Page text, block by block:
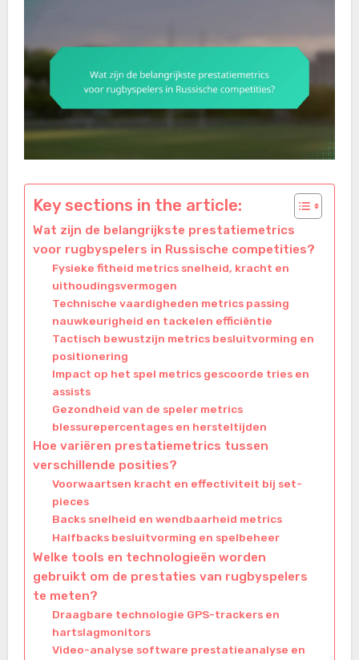
Key sections in the article:
Wat zijn de belangrijkste prestatiemetrics
voor rugbyspelers in Russische competities?
Fysieke fitheid metrics snelheid, kracht en
uithoudingsvermogen
Technische vaardigheden metrics passing
nauwkeurigheid en tackelen efficiëntie
Tactisch bewustzijn metrics besluitvorming en
positionering
Impact op het spel metrics gescoorde tries en
assists
Gezondheid van de speler metrics
blessurepercentages en hersteltijden
Hoe variëren prestatiemetrics tussen
verschillende posities?
Voorwaartsen kracht en effectiviteit bij set-
pieces
Backs snelheid en wendbaarheid metrics
Halfbacks besluitvorming en spelbeheer
Welke tools en technologieën worden
gebruikt om de prestaties van rugbyspelers
te meten?
Draagbare technologie GPS-trackers en
hartslagmonitors
Video-analyse software prestatieanalyse en